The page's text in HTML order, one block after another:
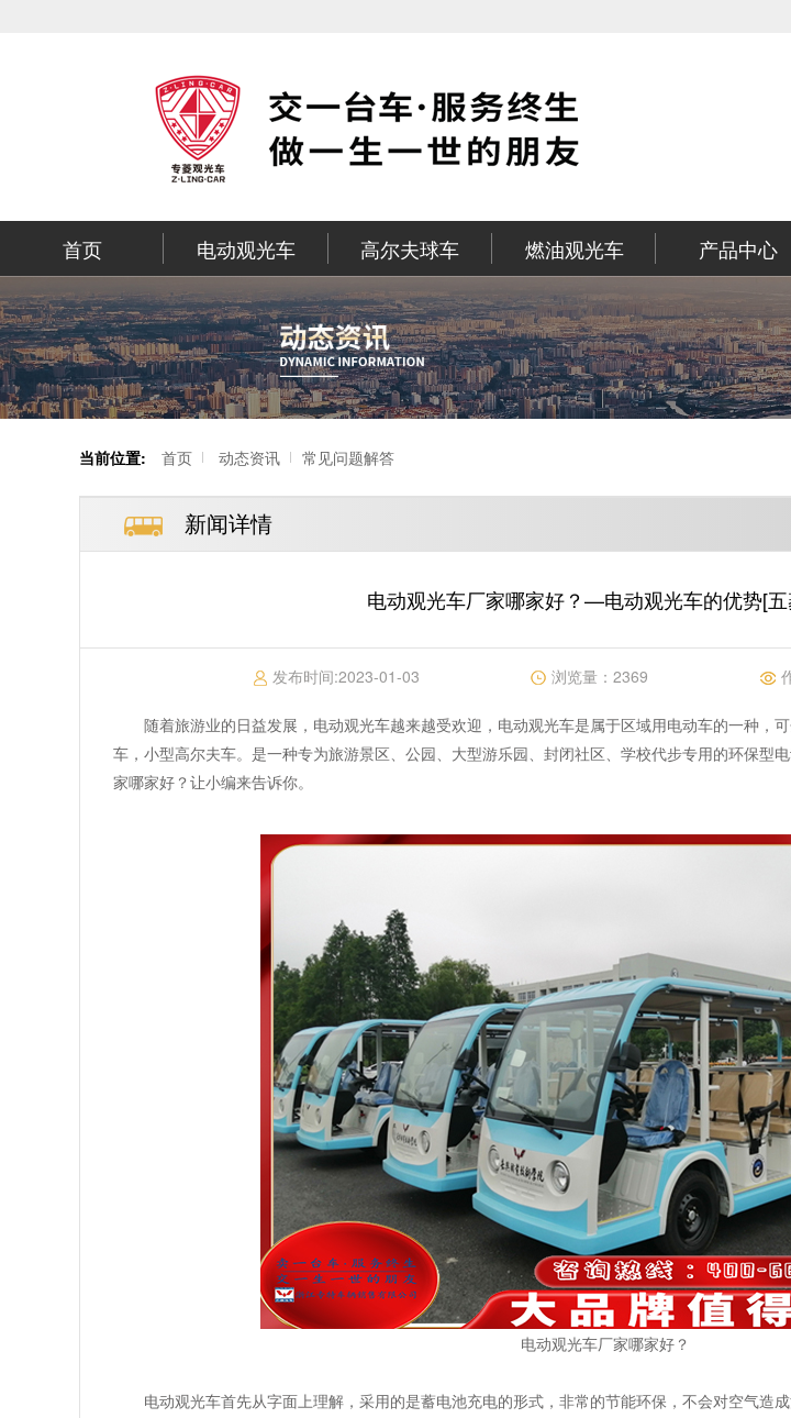
首页 电动观光车 高尔夫球车 燃油观光车 产品中心
当前位置: 首页 动态资讯 常见问题解答
新闻详情
电动观光车厂家哪家好？—电动观光车的优势[
发布时间:2023-01-03 浏览量：2369
随着旅游业的日益发展，电动观光车越来越受欢迎，电动观光车是属于区域用电动车的一种，
车，小型高尔夫车。是一种专为旅游景区、公园、大型游乐园、封闭社区、学校代步专用的环保型
家哪家好？让小编来告诉你。
电动观光车厂家哪家好？
电动观光车首先从字面上理解，采用的是蓄电池充电的形式，非常的节能环保，不会对空气造